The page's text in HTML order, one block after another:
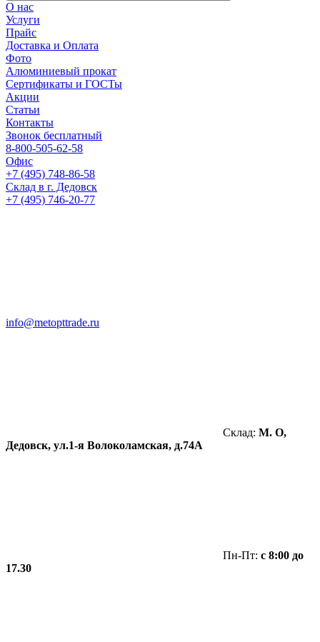
О нас
Услуги
Прайс
Доставка и Оплата
Фото
Алюминиевый прокат
Сертификаты и ГОСТы
Акции
Статьи
Контакты
Звонок бесплатный
8-800-505-62-58
Офис
+7 (495) 748-86-58
Склад в г. Дедовск
+7 (495) 746-20-77
info@metopttrade.ru
Склад: М. О,
Дедовск, ул.1-я Волоколамская, д.74А
Пн-Пт: с 8:00 до
17.30